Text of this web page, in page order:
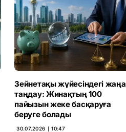
Зейнетақы жүйесіндегі жаңа
таңдау: Жинақтың 100
пайызын жеке басқаруға
беруге болады
30.07.2026 ∣ 10:47